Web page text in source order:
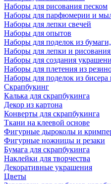
Наборы для рисования песком
Наборы для парфюмерии и
Наборы для лепки свечей
Наборы для опытов
Наборы для поделок из
Наборы для лепки и
Наборы для создания
Наборы для плетения из
Наборы для поделок из бисера
Скрапбукинг
Калька для скрапбукинга
Декор из картона
Конверты для скрапбукинга
Ткани на клеевой основе
Фигурные дыроколы и
Фигурные ножницы и резаки
Бумага для скрапбукинга
Наклейки для творчества
Декоративные украшения
Цветы